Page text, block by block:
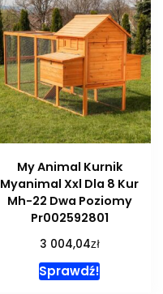
My Animal Kurnik
Myanimal Xxl Dla 8 Kur
Mh-22 Dwa Poziomy
Pr002592801
3 004,04zł
Sprawdź!